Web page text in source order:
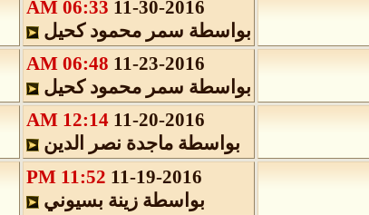
11-30-2016
06:33 AM
بواسطة سمر محمود كحيل
11-23-2016
06:48 AM
بواسطة سمر محمود كحيل
11-20-2016
12:14 AM
بواسطة ماجدة نصر الدين
11-19-2016
11:52 PM
بواسطة زينة بسيوني